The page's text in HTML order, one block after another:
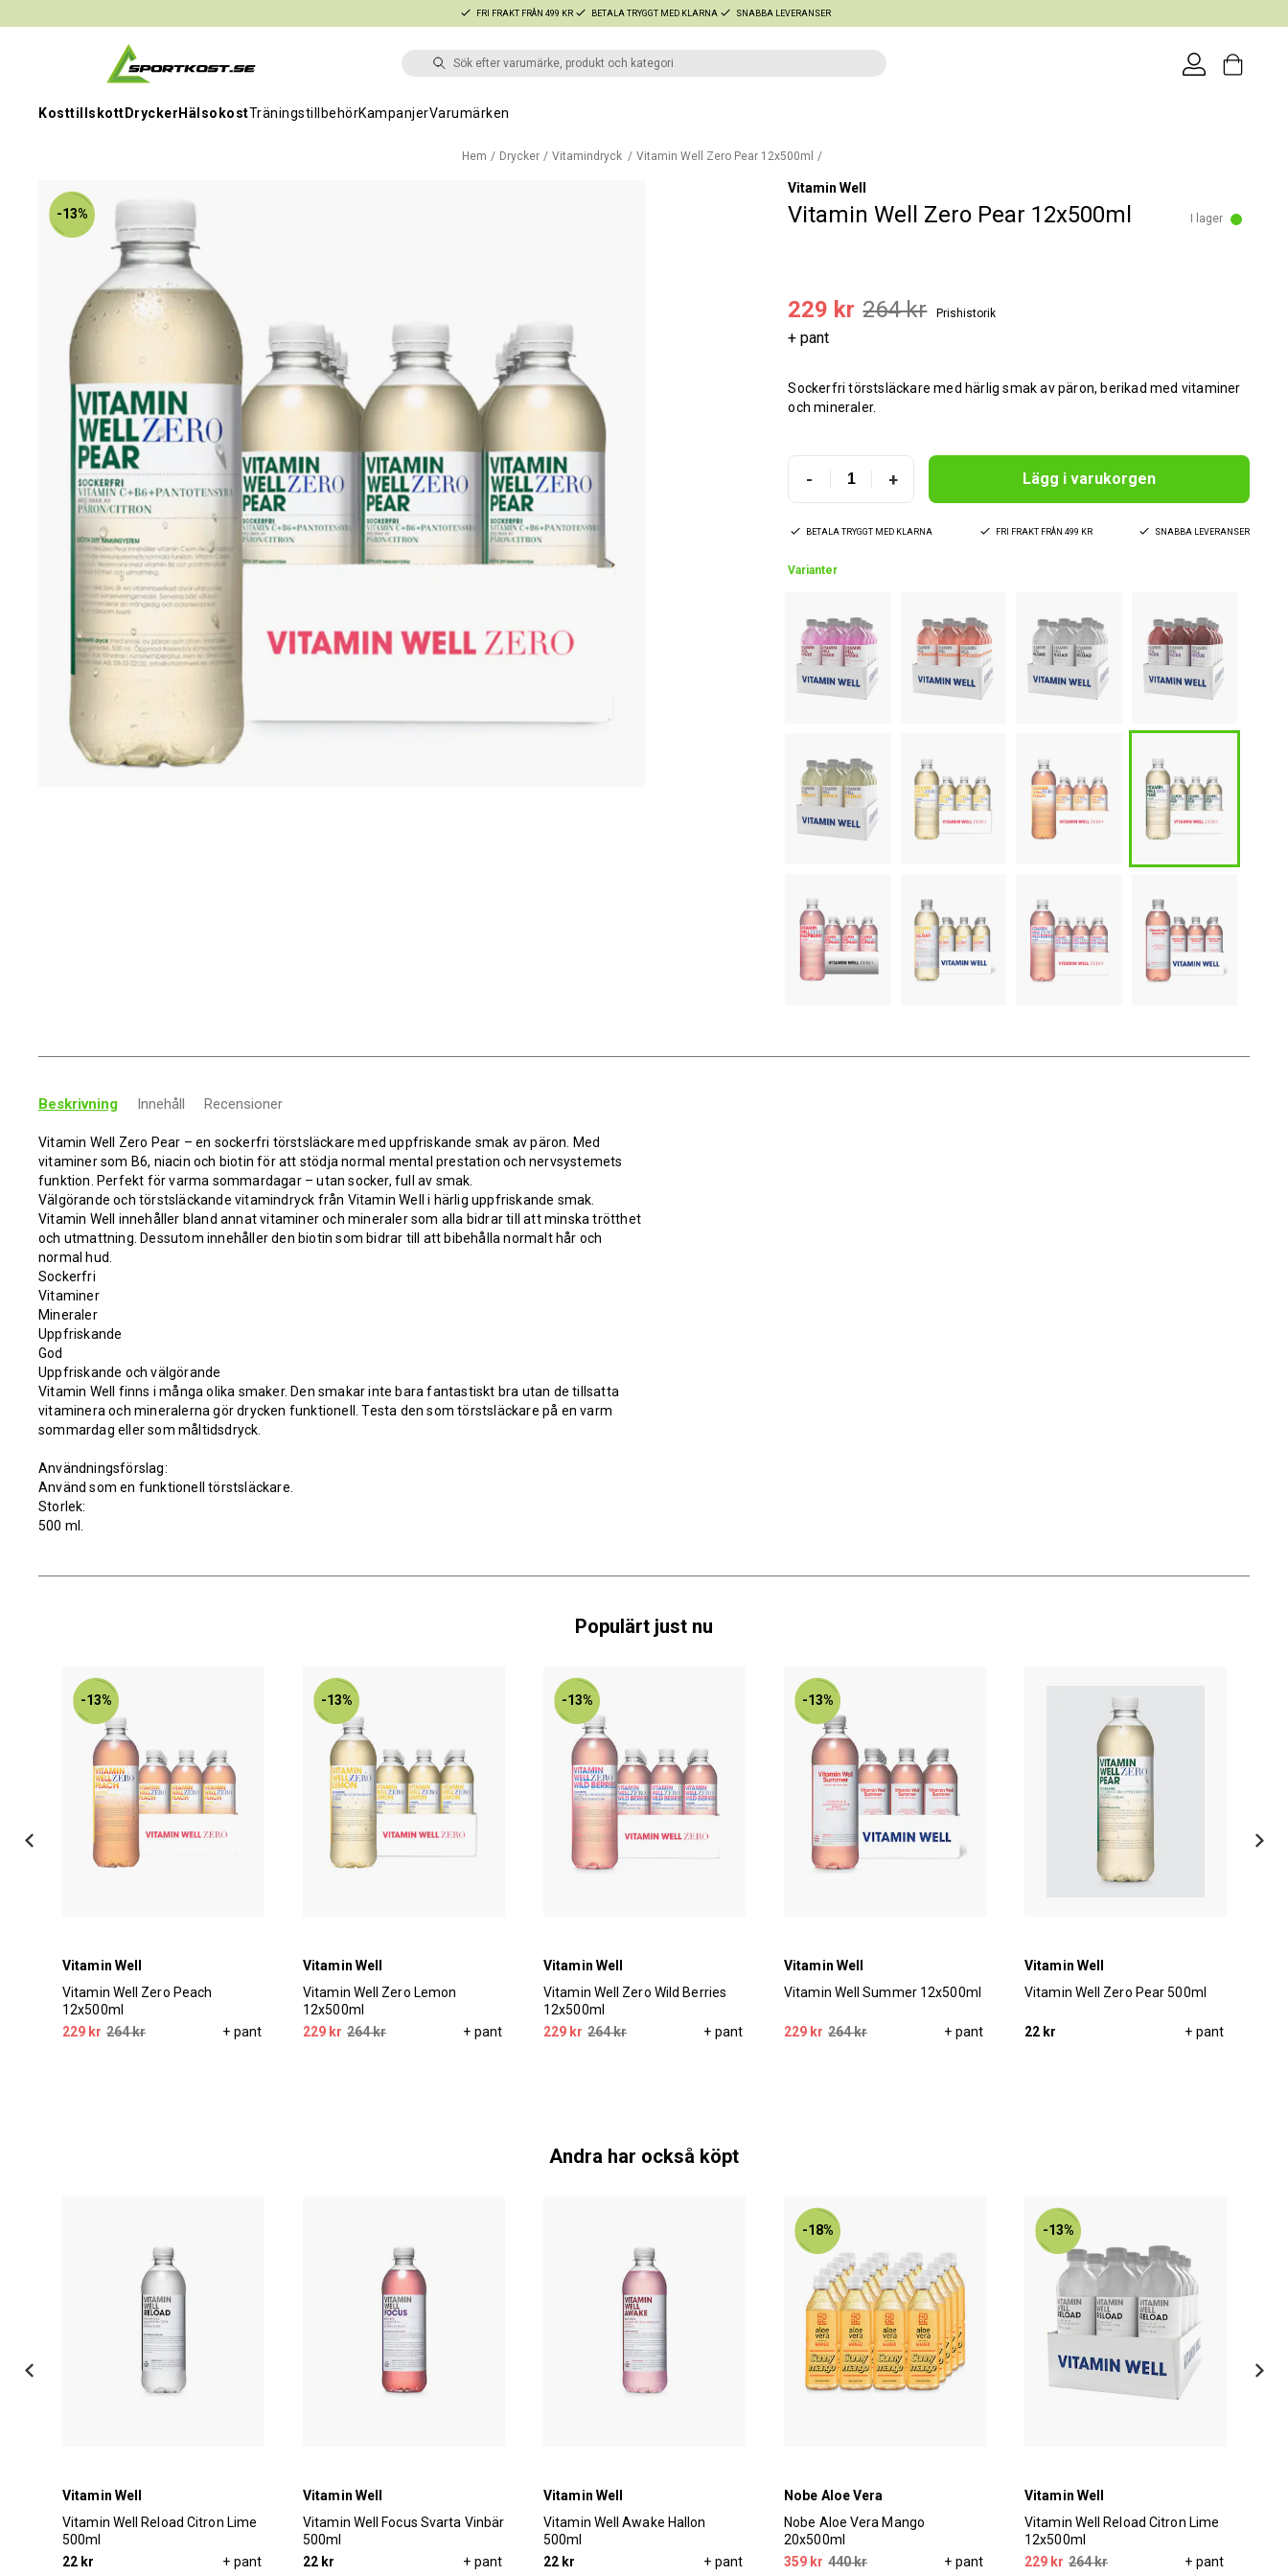
FRI FRAKT FRÅN 499 KR BETALA TRYGGT MED KLARNA SNABBA LEVERANSER
KosttillskottDryckerHälsokostTräningstillbehörKampanjerVarumärken
Hem Drycker Vitamindryck Vitamin Well Zero Pear 12x500ml
-13%
Vitamin Well
Vitamin Well Zero Pear 12x500ml I lager
229 kr 264 kr Prishistorik
+ pant
Sockerfri törstsläckare med härlig smak av päron, berikad med vitaminer
och mineraler.
- + Lägg i varukorgen
BETALA TRYGGT MED KLARNA FRI FRAKT FRÅN 499 KR SNABBA LEVERANSER
Varianter
Beskrivning Innehåll Recensioner
Vitamin Well Zero Pear – en sockerfri törstsläckare med uppfriskande smak av päron. Med
vitaminer som B6, niacin och biotin för att stödja normal mental prestation och nervsystemets
funktion. Perfekt för varma sommardagar – utan socker, full av smak.
Välgörande och törstsläckande vitamindryck från Vitamin Well i härlig uppfriskande smak.
Vitamin Well innehåller bland annat vitaminer och mineraler som alla bidrar till att minska trötthet
och utmattning. Dessutom innehåller den biotin som bidrar till att bibehålla normalt hår och
normal hud.
Sockerfri
Vitaminer
Mineraler
Uppfriskande
God
Uppfriskande och välgörande
Vitamin Well finns i många olika smaker. Den smakar inte bara fantastiskt bra utan de tillsatta
vitaminera och mineralerna gör drycken funktionell. Testa den som törstsläckare på en varm
sommardag eller som måltidsdryck.
Användningsförslag:
Använd som en funktionell törstsläckare.
Storlek:
500 ml.
Populärt just nu
-13%
Vitamin Well
Vitamin Well Zero Peach
12x500ml
229 kr 264 kr + pant
-13%
Vitamin Well
Vitamin Well Zero Lemon
12x500ml
229 kr 264 kr + pant
-13%
Vitamin Well
Vitamin Well Zero Wild Berries
12x500ml
229 kr 264 kr + pant
-13%
Vitamin Well
Vitamin Well Summer 12x500ml
229 kr 264 kr + pant
Vitamin Well
Vitamin Well Zero Pear 500ml
22 kr + pant
Andra har också köpt
Vitamin Well
Vitamin Well Reload Citron Lime
500ml
22 kr
+ pant
Vitamin Well
Vitamin Well Focus Svarta Vinbär
500ml
22 kr
+ pant
Vitamin Well
Vitamin Well Awake Hallon
500ml
22 kr
+ pant
-18%
Nobe Aloe Vera
Nobe Aloe Vera Mango
20x500ml
359 kr 440 kr + pant
-13%
Vitamin Well
Vitamin Well Reload Citron Lime
12x500ml
229 kr 264 kr + pant